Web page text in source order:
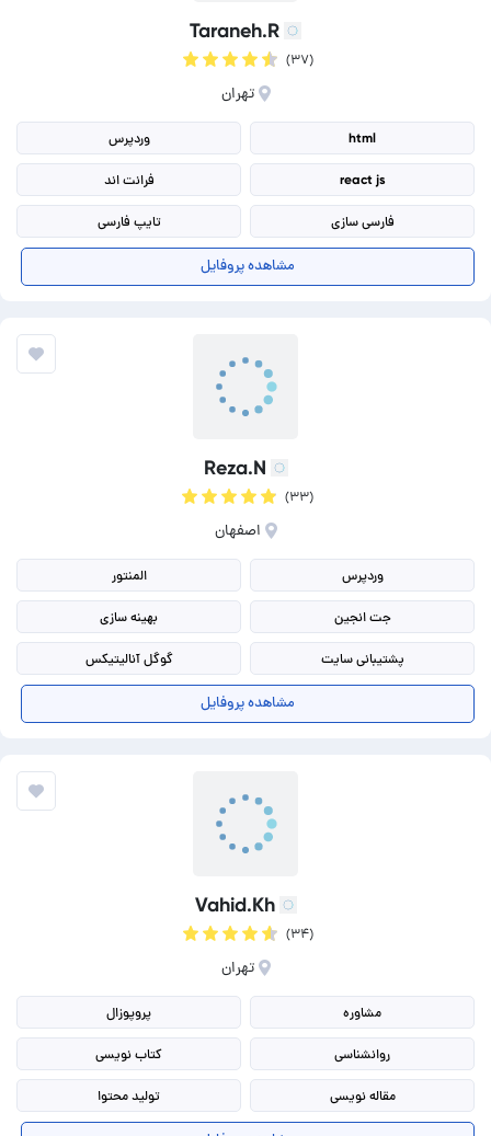
Taraneh.R
(۳۷)
تهران
html وردپرس
react js فرانت اند
فارسی سازی تایپ فارسی
مشاهده پروفایل
Reza.N
(۳۳)
اصفهان
وردپرس المنتور
جت انجین بهینه سازی
پشتیبانی سایت گوگل آنالیتیکس
مشاهده پروفایل
Vahid.Kh
(۳۴)
تهران
مشاوره پروپوزال
روانشناسی کتاب نویسی
مقاله نویسی تولید محتوا